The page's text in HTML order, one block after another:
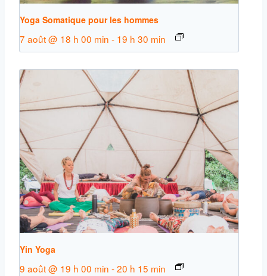
Yoga Somatique pour les hommes
7 août @ 18 h 00 min - 19 h 30 min
Yin Yoga
9 août @ 19 h 00 min -20 h 15 min